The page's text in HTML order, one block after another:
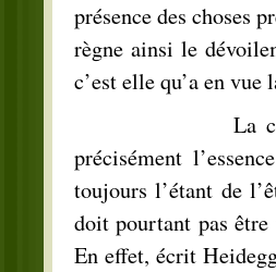
présence des choses
règne ainsi le
c’est elle qu’a en vue
La
précisément
toujours l’étant de
doit pourtant pas
En effet, écrit